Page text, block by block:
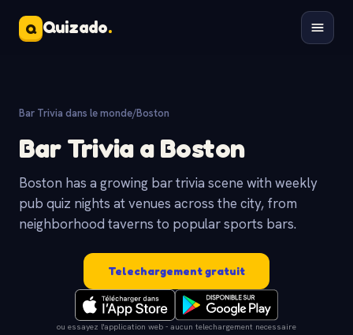
Q Quizado.
Bar Trivia dans le monde/Boston
Bar Trivia a Boston
Boston has a growing bar trivia scene with weekly
pub quiz nights at venues across the city, from
neighborhood taverns to popular sports bars.
Telechargement gratuit
ou essayez l'application web - aucun telechargement necessaire